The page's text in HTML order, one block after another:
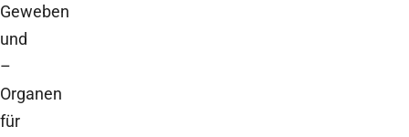
Geweben
und
–
Organen
für